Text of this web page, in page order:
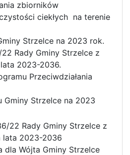
zbiorników
ciekłych na terenie
Strzelce na 2023 rok.
Rady Gminy Strzelce z
2023-2036.
Przeciwdziałania
Gminy Strzelce na 2023
22 Rady Gminy Strzelce z
lata 2023-2036
dla Wójta Gminy Strzelce